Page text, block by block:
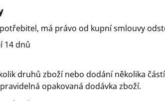
má právo od kupní smlouvy
14 dnů
druhů zboží nebo dodání několika částí
opakovaná dodávka zboží.